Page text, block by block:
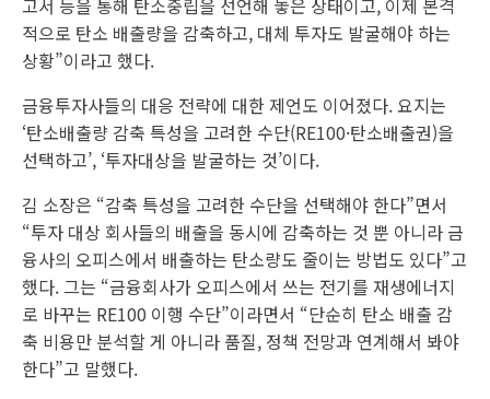
고서 등을 통해 탄소중립을 선언해 놓은 상태이고, 이제 본격
적으로 탄소 배출량을 감축하고, 대체 투자도 발굴해야 하는
상황”이라고 했다.
금융투자사들의 대응 전략에 대한 제언도 이어졌다. 요지는
‘탄소배출량 감축 특성을 고려한 수단(RE100·탄소배출권)을
선택하고’, ‘투자대상을 발굴하는 것’이다.
김 소장은 “감축 특성을 고려한 수단을 선택해야 한다”면서
“투자 대상 회사들의 배출을 동시에 감축하는 것 뿐 아니라 금
융사의 오피스에서 배출하는 탄소량도 줄이는 방법도 있다”고
했다. 그는 “금융회사가 오피스에서 쓰는 전기를 재생에너지
로 바꾸는 RE100 이행 수단”이라면서 “단순히 탄소 배출 감
축 비용만 분석할 게 아니라 품질, 정책 전망과 연계해서 봐야
한다”고 말했다.